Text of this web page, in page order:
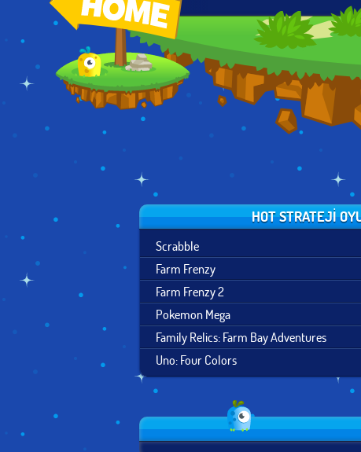
A LONE MANOR MIGHTY PARTY
BETTER THAN
CHESS
HOT STRATEJI
Scrabble
Farm Frenzy
Farm Frenzy 2
Pokemon Mega
Family Relics: Farm Bay Adventures
Uno: Four Colors